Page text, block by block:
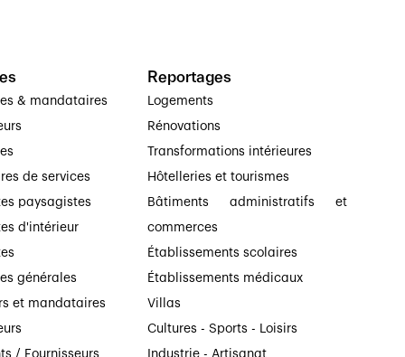
& mandataires
de services
paysagistes
d'intérieur
générales
et mandataires
/ Fournisseurs
Reportages
Logements
Rénovations
Transformations intérieures
Hôtelleries et tourismes
Bâtiments administratifs et
commerces
Établissements scolaires
Établissements médicaux
Villas
Cultures - Sports - Loisirs
Industrie - Artisanat